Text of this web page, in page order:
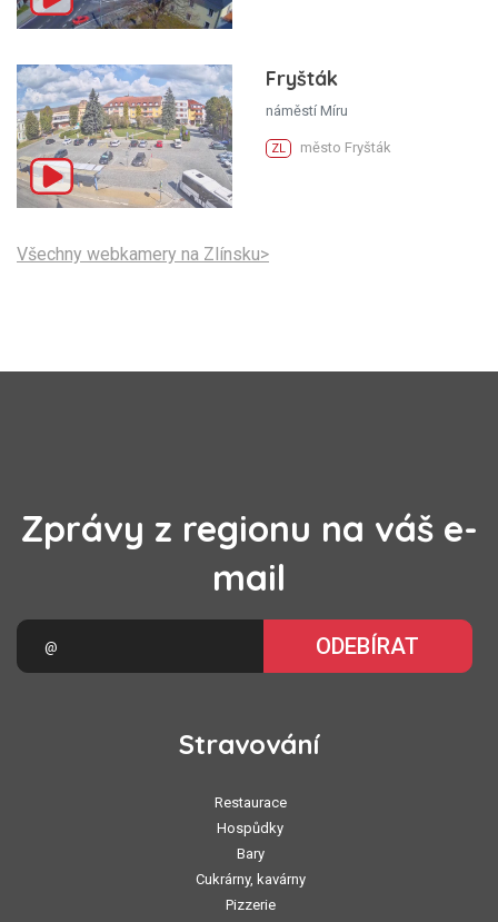
Fryšták
náměstí Míru
ZL město Fryšták
Všechny webkamery na Zlínsku>
Zprávy z regionu na váš e-
mail
ODEBÍRAT
Stravování
Restaurace
Hospůdky
Bary
Cukrárny, kavárny
Pizzerie